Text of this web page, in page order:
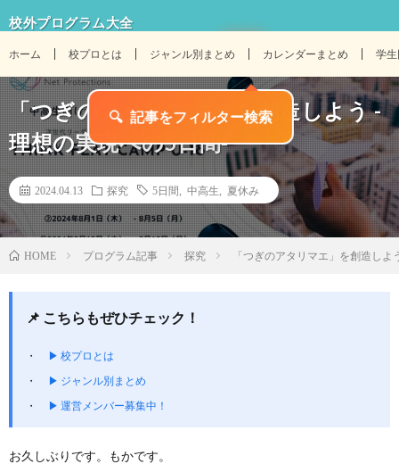
校外プログラム大全
ホーム 校プロとは ジャンル別まとめ カレンダーまとめ 学
「つぎのアタリマエ」を創造しよう -
理想の実現への5日間-
2024.04.13 探究 5日間 中高生 夏休み
HOME プログラム記事 探究 「つぎのアタリマエ」を創造し
📌 こちらもぜひチェック！
▶ 校プロとは
▶ ジャンル別まとめ
▶ 運営メンバー募集中！
お久しぶりです。もかです。